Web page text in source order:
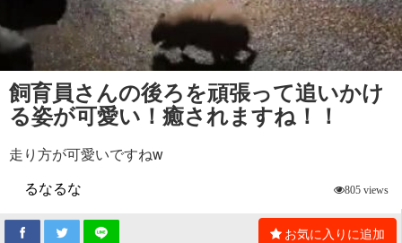
飼育員さんの後ろを頑張って追いかけ
る姿が可愛い！癒されますね！！
走り方が可愛いですねw
るなるな
805 views
お気に入りに追加